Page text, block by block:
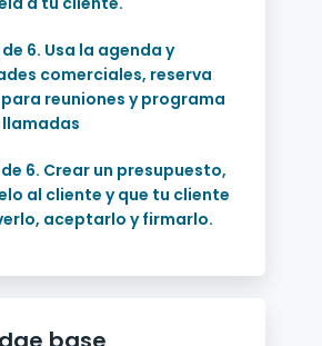
6. Usa la agenda y
comerciales, reserva
reuniones y programa
6. Crear un presupuesto,
al cliente y que tu cliente
aceptarlo y firmarlo.